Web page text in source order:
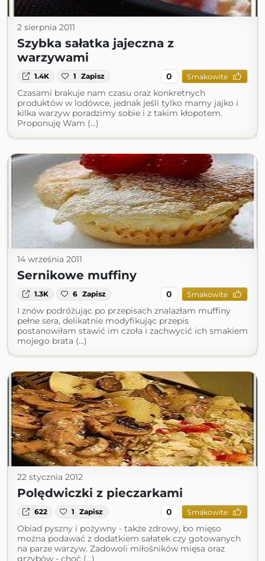
2 sierpnia 2011
Szybka sałatka jajeczna z
warzywami
1.4K 1 Zapisz 0 Smakowite
Czasami brakuje nam czasu oraz konkretnych
produktów w lodówce, jednak jeśli tylko mamy jajko i
kilka warzyw poradzimy sobie i z takim kłopotem.
Proponuję Wam (...)
14 września 2011
Sernikowe muffiny
1.3K 6 Zapisz 0 Smakowite
I znów podróżując po przepisach znalazłam muffiny
pełne sera, delikatnie modyfikując przepis
postanowiłam stawić im czoła i zachwycić ich smakiem
mojego brata (...)
22 stycznia 2012
Polędwiczki z pieczarkami
622 1 Zapisz 0 Smakowite
Obiad pyszny i pożywny - także zdrowy, bo mięso
można podawać z dodatkiem sałatek czy gotowanych
na parze warzyw. Zadowoli miłośników mięsa oraz
grzybów - choć (...)